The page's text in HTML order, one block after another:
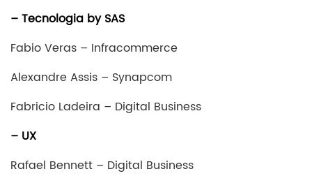
– Tecnologia by SAS
Fabio Veras – Infracommerce
Alexandre Assis – Synapcom
Fabricio Ladeira – Digital Business
– UX
Rafael Bennett – Digital Business